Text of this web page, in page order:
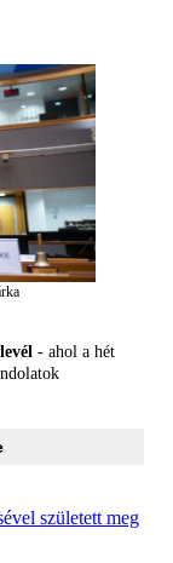
- ahol a hét
született meg